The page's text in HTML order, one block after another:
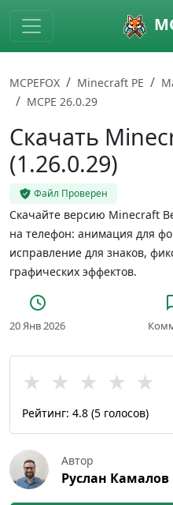
Skip to main content
MCPEFOX Minecraft PE
MCPE 26.0.29
Скачать
(1.26.0.29)
Файл Проверен
Скачайте версию Minecraft
на телефон: анимация для
исправление для знаков,
графических эффектов.
20 Янв 2026
★ ★ ★ ★ ★
Рейтинг: 4.8 (5 голосов)
Автор
Руслан Камалов